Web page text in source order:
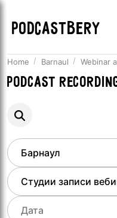
PODCASTBERY
Home Barnaul Webinar
Podcast